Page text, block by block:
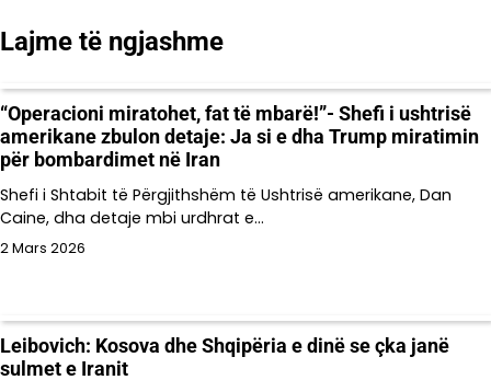
Lajme të ngjashme
“Operacioni miratohet, fat të mbarë!”- Shefi i ushtrisë
amerikane zbulon detaje: Ja si e dha Trump miratimin
për bombardimet në Iran
Shefi i Shtabit të Përgjithshëm të Ushtrisë amerikane, Dan
Caine, dha detaje mbi urdhrat e…
2 Mars 2026
Leibovich: Kosova dhe Shqipëria e dinë se çka janë
sulmet e Iranit